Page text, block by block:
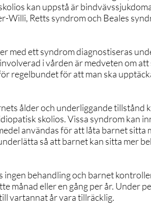
kan uppstå är
Willi, Retts syndrom och Beales
med ett syndrom diagnostiseras
i vården är medveten om
regelbundet för att man ska
ålder och underliggande tillstånd
skolios. Vissa syndrom kan
användas för att låta barnet sitta
så att barnet kan sitta mer
ingen behandling och barnet
månad eller en gång per år. Under
vartannat år vara tillräcklig.